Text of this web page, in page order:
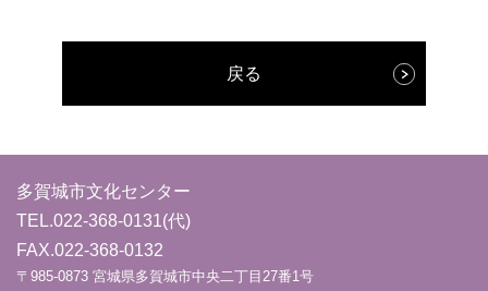
戻る
多賀城市文化センター
TEL.022-368-0131(代)
FAX.022-368-0132
〒985-0873 宮城県多賀城市中央二丁目27番1号